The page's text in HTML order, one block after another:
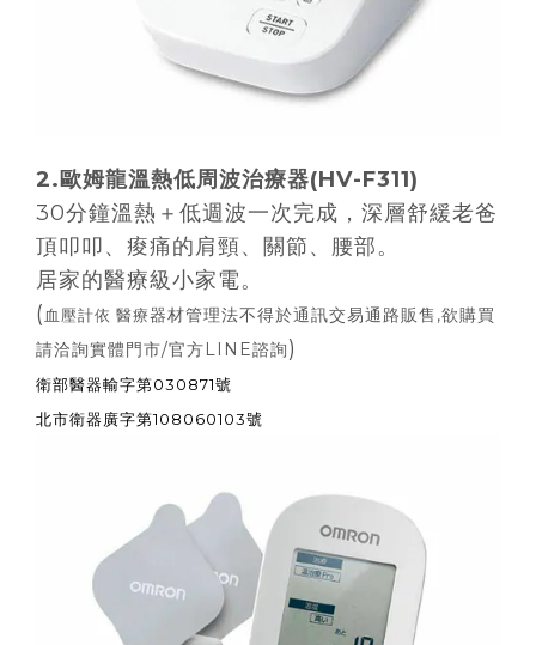
2.歐姆龍溫熱低周波治療器(HV-F311)
30分鐘溫熱＋低週波一次完成，深層舒緩老爸
頂叩叩、痠痛的肩頸、關節、腰部。
居家的醫療級小家電。
( 血壓計依 醫療器材管理法不得於通訊交易通路販售,欲購買
請洽詢實體門市/官方LINE諮詢)
衛部醫器輸字第030871號
北市衛器廣字第108060103號